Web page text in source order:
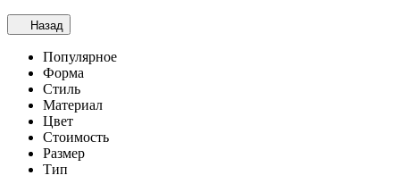
Назад
Популярное
Форма
Стиль
Материал
Цвет
Стоимость
Размер
Тип